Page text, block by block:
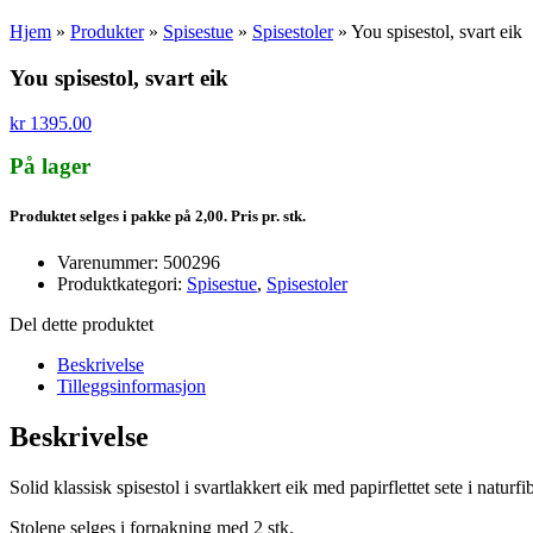
Hjem » Produkter» Spisestue » Spisestoler» You spisestol, svart eik
You spisestol, svart eik
kr1395.00
På lager
Produktet selges i pakke på 2,00. Pris pr. stk.
Varenummer: 500296
Produktkategori: Spisestue, Spisestoler
Del dette produktet
Beskrivelse
Tilleggsinformasjon
Beskrivelse
Solid klassisk spisestol i svartlakkert eik med papirflettet sete i
Stolene selges i forpakning med 2 stk.